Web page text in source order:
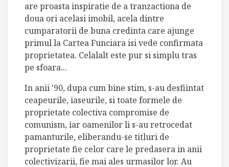
are proasta inspiratie de a tranzactiona de
doua ori acelasi imobil, acela dintre
cumparatorii de buna credinta care ajunge
primul la Cartea Funciara isi vede confirmata
proprietatea. Celalalt este pur si simplu tras
pe sfoara...
In anii '90, dupa cum bine stim, s-au desfiintat
ceapeurile, iaseurile, si toate formele de
proprietate colectiva compromise de
comunism, iar oamenilor li s-au retrocedat
pamanturile, eliberandu-se titluri de
proprietate fie celor care le predasera in anii
colectivizarii, fie mai ales urmasilor lor. Au